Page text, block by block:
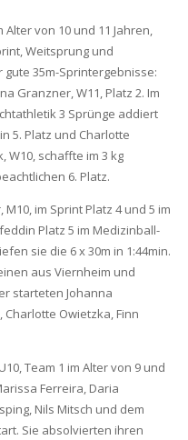
von 10 und 11 Jahren,
Weitsprung und
35m-Sprintergebnisse:
Granzner, W11, Platz 2. Im
3 Sprünge addiert
5. Platz und Charlotte
W10, schaffte im 3 kg
6. Platz.
im Sprint Platz 4 und 5 im
Platz 5 im Medizinball-
sie die 6 x 30m in 1:44min.
aus Viernheim und
starteten Johanna
Charlotte Owietzka, Finn
Team 1 im Alter von 9 und
Ferreira, Daria
Nils Mitsch und dem
Sie absolvierten ihren